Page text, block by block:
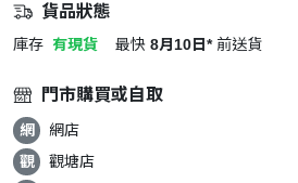
貨品狀態
庫存 有現貨 最快 8月10日* 前送貨
門市購買或自取
網 網店
觀
觀塘店